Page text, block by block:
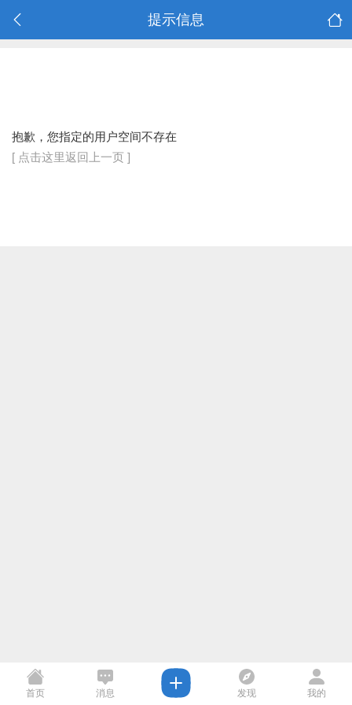
提示信息
抱歉，您指定的用户空间不存在
[ 点击这里返回上一页 ]
首页 消息 发现 我的